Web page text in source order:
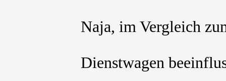
Naja, im Vergleich
Dienstwagen